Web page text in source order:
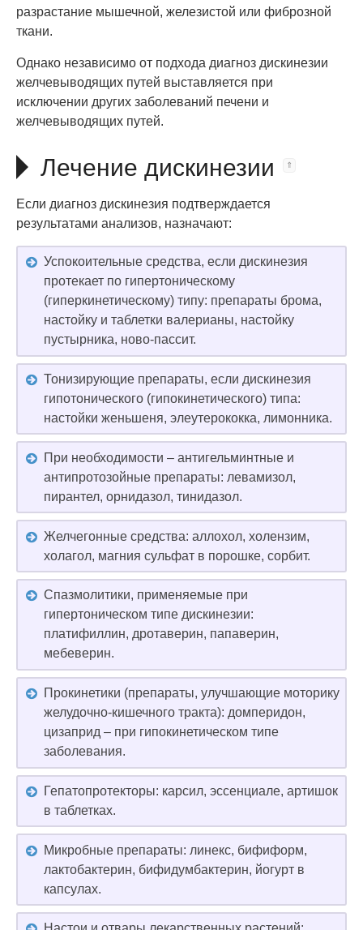
разрастание мышечной, железистой или фиброзной
ткани.
Однако независимо от подхода диагноз дискинезии
желчевыводящих путей выставляется при
исключении других заболеваний печени и
желчевыводящих путей.
Лечение дискинезии
Если диагноз дискинезия подтверждается
результатами анализов, назначают:
Успокоительные средства, если дискинезия
протекает по гипертоническому
(гиперкинетическому) типу: препараты брома,
настойку и таблетки валерианы, настойку
пустырника, ново-пассит.
Тонизирующие препараты, если дискинезия
гипотонического (гипокинетического) типа:
настойки женьшеня, элеутерококка, лимонника.
При необходимости – антигельминтные и
антипротозойные препараты: левамизол,
пирантел, орнидазол, тинидазол.
Желчегонные средства: аллохол, холензим,
холагол, магния сульфат в порошке, сорбит.
Спазмолитики, применяемые при
гипертоническом типе дискинезии:
платифиллин, дротаверин, папаверин,
мебеверин.
Прокинетики (препараты, улучшающие моторику
желудочно-кишечного тракта): домперидон,
цизаприд – при гипокинетическом типе
заболевания.
Гепатопротекторы: карсил, эссенциале, артишок
в таблетках.
Микробные препараты: линекс, бифиформ,
лактобактерин, бифидумбактерин, йогурт в
капсулах.